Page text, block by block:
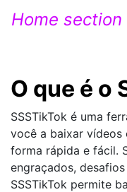
Home section
O que é o
SSSTikTok é uma
você a baixar vídeos
forma rápida e fácil.
engraçados,
SSSTikTok permite